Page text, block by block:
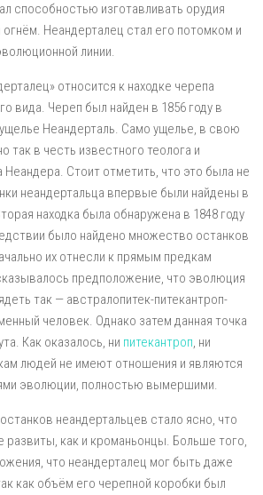
способностью изготавливать орудия
огнём. Неандерталец стал его потомком и
линии.
относится к находке черепа
вида. Череп был найден в 1856 году в
Неандерталь. Само ущелье, в свою
так в честь известного теолога и
Неандера. Стоит отметить, что это была не
неандертальца впервые были найдены в
находка была обнаружена в 1848 году
было найдено множество останков
их отнесли к прямым предкам
предположение, что эволюция
так — австралопитек-питекантроп-
человек. Однако затем данная точка
Как оказалось, ни питекантроп, ни
людей не имеют отношения и являются
эволюции, полностью вымершими.
неандертальцев стало ясно, что
развиты, как и кроманьонцы. Больше того,
что неандерталец мог быть даже
как объём его черепной коробки был